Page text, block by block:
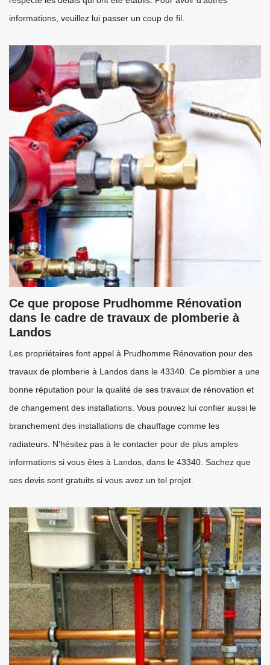
informations, veuillez lui passer un coup de fil.
Ce que propose Prudhomme Rénovation
dans le cadre de travaux de plomberie à
Landos
Les propriétaires font appel à Prudhomme Rénovation pour des
travaux de plomberie à Landos dans le 43340. Ce plombier a une
bonne réputation pour la qualité de ses travaux de rénovation et
de changement des installations. Vous pouvez lui confier aussi le
branchement des installations de chauffage comme les
radiateurs. N’hésitez pas à le contacter pour de plus amples
informations si vous êtes à Landos, dans le 43340. Sachez que
ses devis sont gratuits si vous avez un tel projet.